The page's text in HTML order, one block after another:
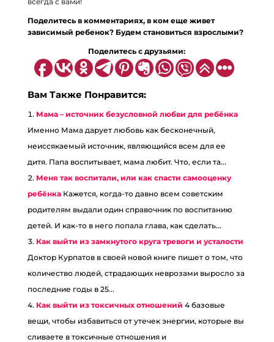
Поделитесь в комментариях, в ком еще живет
зависимый ребенок? Будем становиться взрослыми?
Поделитесь с друзьями:
Вам Также Понравится:
Мама – источник безусловной любви для ребёнка
Именно Мама дарует любовь как бесконечный,
неиссякаемый источник, являющийся всем для ее
дитя. Папа воспитывает, мама любит. Что, если та...
Меня так воспитали, или как спасти самооценку
ребёнка Кажется, когда-то давно всем советским
родителям выдали один справочник по воспитанию
детей. И как-то в него попала глава, как сделать...
Как выйти из замкнутого круга тревоги и усталости
Доктор Курпатов в своей новой книге пишет о том, что
количество людей, страдающих неврозами выросло за
последние годы в 25...
Как выйти из токсичных отношений 4 базовые
вещи, чтобы избавиться от утечек энергии, которые вы
сливаете в токсичные отношения и